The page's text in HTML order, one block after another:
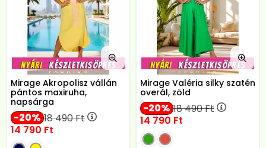
Mirage Akropolisz vállán
pántos maxiruha,
napsárga
20 18 490Ft
14 790 Ft
Mirage Valéria silky szatén
overál, zöld
20 18 490Ft
14 790 Ft